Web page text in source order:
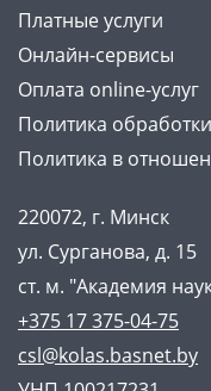
Платные услуги
Онлайн-сервисы
Оплата online-услуг
Политика
Политика в
220072, г. Минск
ул. Сурганова, д. 15
ст. м. "Академия
+375 17 375-04-75
csl@kolas.basnet.by